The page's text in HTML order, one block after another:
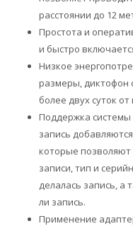
расстоянии до 12
Простота и
и быстро
Низкое
размеры, диктофон
более двух суток
Поддержка
запись
которые позволяют
записи, тип и
делалась запись, а
ли запись.
Применение